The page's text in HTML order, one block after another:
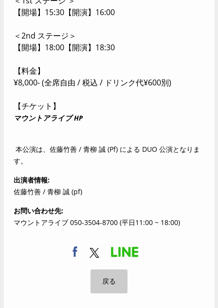
【開場】15:30【開演】16:00
＜2nd ステージ＞
【開場】18:00【開演】18:30
【料金】
¥8,000- (全席自由 / 税込 / ドリンク代¥600別)
【チケット】
マウントアライブ HP
本公演は、佐藤竹善 / 青柳 誠 (Pf) による DUO 公演となりま
す。
出演者情報
佐藤竹善 / 青柳 誠 (pf)
お問い合わせ先
マウントアライブ 050-3504-8700 (平日11:00 ~ 18:00)
戻る